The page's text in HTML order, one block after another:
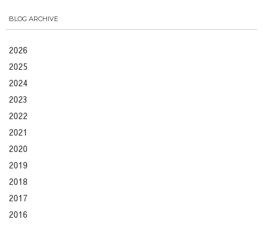
BLOG ARCHIVE
2026
2025
2024
2023
2022
2021
2020
2019
2018
2017
2016